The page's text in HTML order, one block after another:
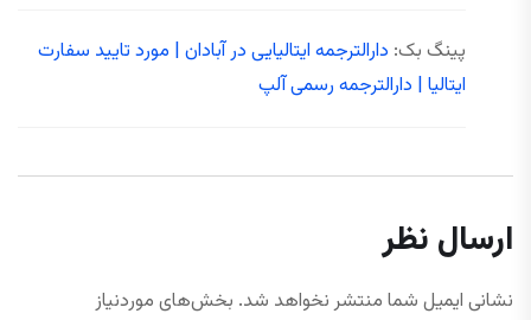
پینگ بک: دارالترجمه ایتالیایی در آبادان | مورد تایید سفارت
ایتالیا | دارالترجمه رسمی آلپ
ارسال نظر
نشانی ایمیل شما منتشر نخواهد شد. بخش‌های موردنیاز